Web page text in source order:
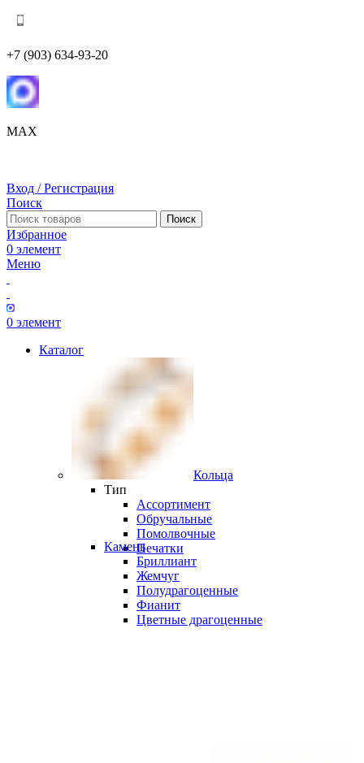
+7 (903) 634-93-20
MAX
Вход / Регистрация
Поиск
Поиск
Избранное
0 элемент
Меню
0 элемент
Каталог
Кольца
Тип
Ассортимент
Обручальные
Помолвочные
Печатки
Камень
Бриллиант
Жемчуг
Полудрагоценные
Фианит
Цветные драгоценные